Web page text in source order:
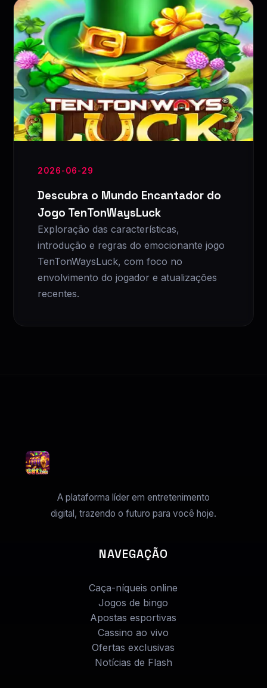
2026-06-29
Descubra o Mundo Encantador do
Jogo TenTonWaysLuck
Exploração das características,
introdução e regras do emocionante jogo
TenTonWaysLuck, com foco no
envolvimento do jogador e atualizações
recentes.
A plataforma líder em entretenimento
digital, trazendo o futuro para você hoje.
NAVEGAÇÃO
Caça-níqueis online
Jogos de bingo
Apostas esportivas
Cassino ao vivo
Ofertas exclusivas
Notícias de Flash